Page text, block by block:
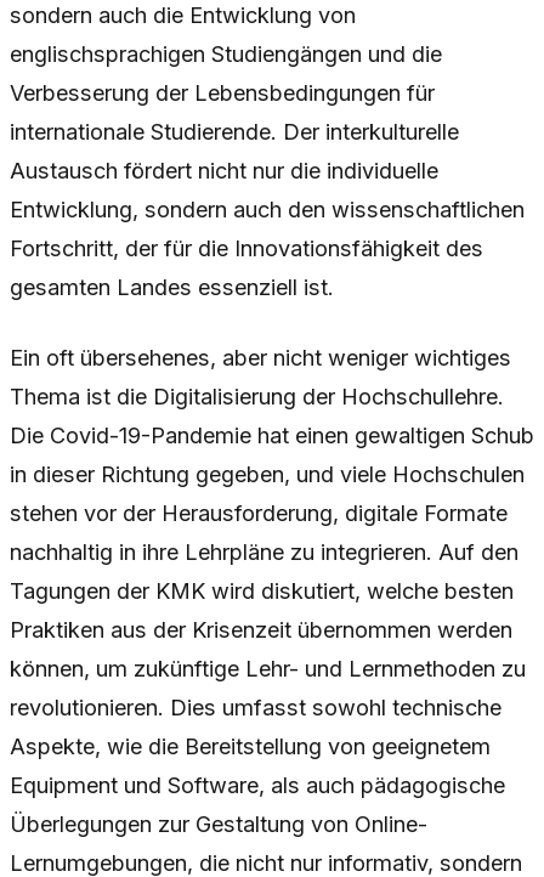
sondern auch die Entwicklung von
englischsprachigen Studiengängen und die
Verbesserung der Lebensbedingungen für
internationale Studierende. Der interkulturelle
Austausch fördert nicht nur die individuelle
Entwicklung, sondern auch den wissenschaftlichen
Fortschritt, der für die Innovationsfähigkeit des
gesamten Landes essenziell ist.
Ein oft übersehenes, aber nicht weniger wichtiges
Thema ist die Digitalisierung der Hochschullehre.
Die Covid-19-Pandemie hat einen gewaltigen Schub
in dieser Richtung gegeben, und viele Hochschulen
stehen vor der Herausforderung, digitale Formate
nachhaltig in ihre Lehrpläne zu integrieren. Auf den
Tagungen der KMK wird diskutiert, welche besten
Praktiken aus der Krisenzeit übernommen werden
können, um zukünftige Lehr- und Lernmethoden zu
revolutionieren. Dies umfasst sowohl technische
Aspekte, wie die Bereitstellung von geeignetem
Equipment und Software, als auch pädagogische
Überlegungen zur Gestaltung von Online-
Lernumgebungen, die nicht nur informativ, sondern